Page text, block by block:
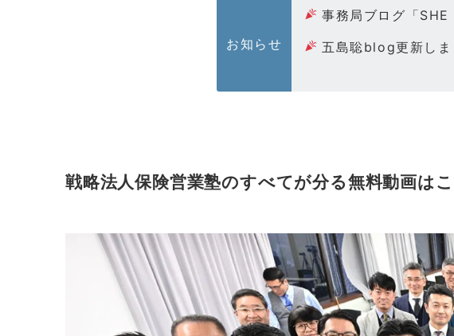
お知らせ
事務局ブログ「
五島聡blog更新しま
戦略法人保険営業塾のすべてが分る無料動画は